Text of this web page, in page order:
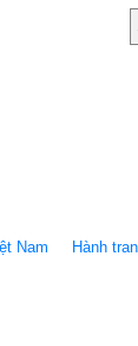
Nam Hành